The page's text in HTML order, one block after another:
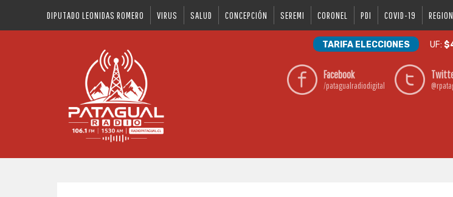
DIPUTADO LEONIDAS ROMERO VIRUS SALUD CONCEPCIÓN SEREMI CORONEL PDI COVID-19 REGION
TARIFA ELECCIONES UF:
Facebook
/patagualradiodigital